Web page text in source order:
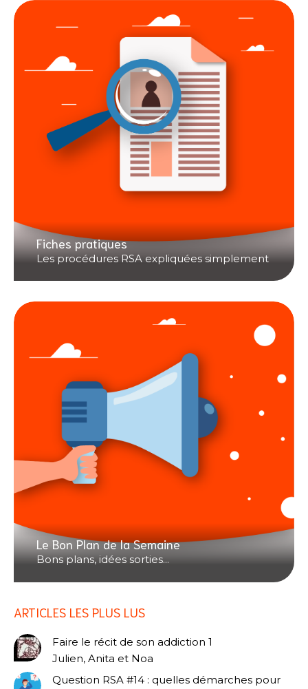
Fiches pratiques
Les procédures RSA expliquées simplement
Le Bon Plan de la Semaine
Bons plans, idées sorties...
ARTICLES LES PLUS LUS
Faire le récit de son addiction 1
Julien, Anita et Noa
Question RSA #14 : quelles démarches pour